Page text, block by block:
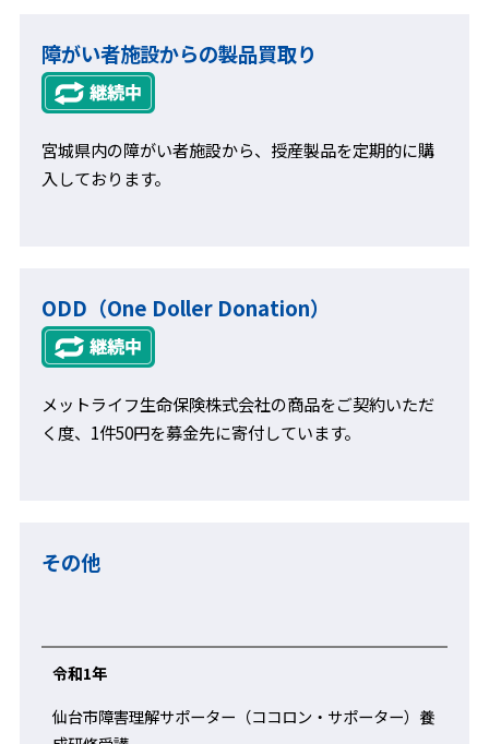
障がい者施設からの製品買取り
宮城県内の障がい者施設から、授産製品を定期的に購
入しております。
ODD（One Doller Donation）
メットライフ生命保険株式会社の商品をご契約いただ
く度、1件50円を募金先に寄付しています。
その他
令和1年
仙台市障害理解サポーター（ココロン・サポーター）養